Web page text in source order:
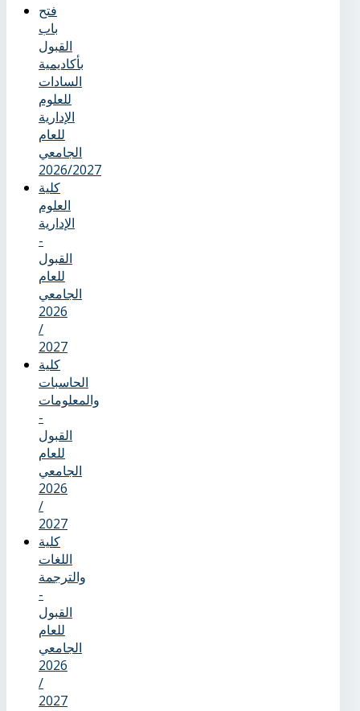
فتح
باب
القبول
بأكاديمية
السادات
للعلوم
الإدارية
للعام
الجامعي
2026/2027
كلية
العلوم
الإدارية
-
القبول
للعام
الجامعي
2026
/
2027
كلية
الحاسبات
والمعلومات
-
القبول
للعام
الجامعي
2026
/
2027
كلية
اللغات
والترجمة
-
القبول
للعام
الجامعي
2026
/
2027